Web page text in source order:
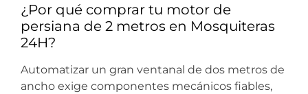
¿Por qué comprar tu motor de
persiana de 2 metros en Mosquiteras
24H?
Automatizar un gran ventanal de dos metros de
ancho exige componentes mecánicos fiables,